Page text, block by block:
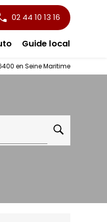
02 44 10 13 16
Guide local
en Seine Maritime